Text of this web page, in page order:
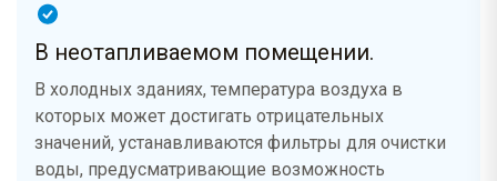
В неотапливаемом помещении.
В холодных зданиях, температура воздуха в
которых может достигать отрицательных
значений, устанавливаются фильтры для очистки
воды, предусматривающие возможность